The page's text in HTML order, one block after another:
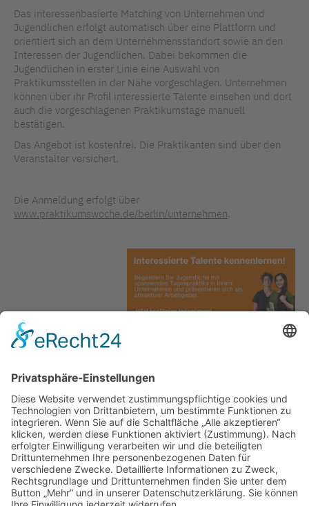
Das interessenbasierte Matching von Unternehmen und
Jugendlichen erfolgt automatisch über eine Plattform und
orientiert sich an dem Unternehmensstandort sowie an den
Interessen der Jugendlichen. Dabei bekommen die
Jugendlichen in erster Linie eine Auswahl von
Praktikumsstellen in der Nähe vorgeschlagen. Unternehmen
können über ihr Profil interessierte Talente einsehen und dort
auch die vorgeschlagenen Praktikumstage manuell
bestätigen.
Das Angebot ist kostenfrei. Die Praktikanten sind über den
Veranstalter versichert.
Die Anmeldung erfolgt über
www.praktikumswoche.de/berlin/unternehmen.
PDF runterladen
TAGS IN DIESEM ARTIKEL
AUSBILDUNG PRAKTIKUM